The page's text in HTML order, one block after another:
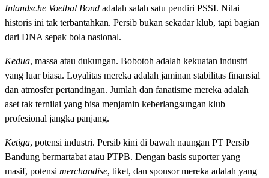
Inlandsche Voetbal Bond adalah salah satu pendiri PSSI. Nilai
historis ini tak terbantahkan. Persib bukan sekadar klub, tapi bagian
dari DNA sepak bola nasional.
Kedua, massa atau dukungan. Bobotoh adalah kekuatan industri
yang luar biasa. Loyalitas mereka adalah jaminan stabilitas finansial
dan atmosfer pertandingan. Jumlah dan fanatisme mereka adalah
aset tak ternilai yang bisa menjamin keberlangsungan klub
profesional jangka panjang.
Ketiga, potensi industri. Persib kini di bawah naungan PT Persib
Bandung bermartabat atau PTPB. Dengan basis suporter yang
masif, potensi merchandise, tiket, dan sponsor mereka adalah yang